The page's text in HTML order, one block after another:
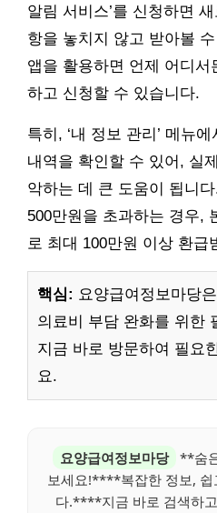
알림 서비스’를 신청하면
항을 놓치지 않고 받아볼
앱을 활용하면 언제 어디서
하고 신청할 수 있습니다.
특히, ‘내 정보 관리’ 메뉴
내역을 확인할 수 있어, 실
악하는 데 큰 도움이 됩니
500만원을 초과하는 경우,
로 최대 100만원 이상 환급
핵심: 요양급여정보마당
의료비 부담 완화를 위한
지금 바로 방문하여 필요
요.
요양급여정보마당
**숨
보세요!****복잡한 정보, 쉽
다.****지금 바로 검색하